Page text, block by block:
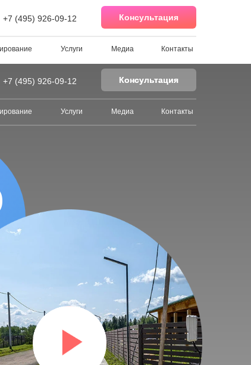
Консультация
Услуги Медиа Контакты
+7 (495) 926-09-12
Консультация
Услуги Медиа Контакты
+7 (495) 926-09-12 Консультация